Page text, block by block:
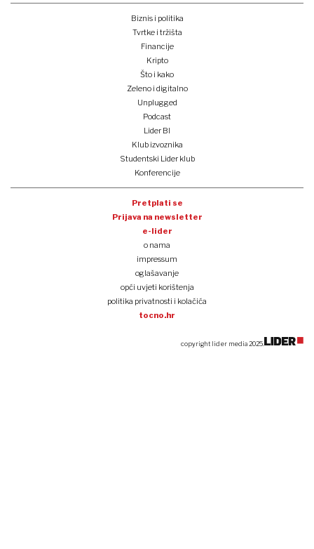
Biznis i politika
Tvrtke i tržišta
Financije
Kripto
Što i kako
Zeleno i digitalno
Unplugged
Podcast
Lider BI
Klub izvoznika
Studentski Lider klub
Konferencije
Pretplati se
Prijava na newsletter
e-lider
o nama
impressum
oglašavanje
opći uvjeti korištenja
politika privatnosti i kolačića
tocno.hr
copyright lider media 2025.